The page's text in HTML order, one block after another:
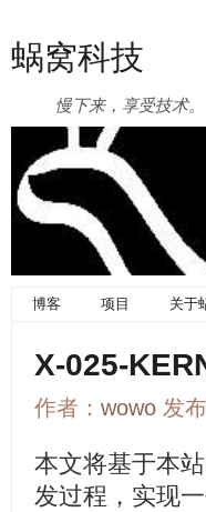
蜗窝科技
慢下来，享受技术。
博客 项目 关于
X-025-
作者： wowo 发
本文将基于本
发过程，实现